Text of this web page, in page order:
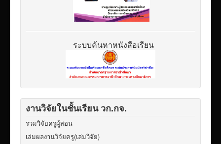
ระบบค้นหาหนังสือเรียน
งานวิจัยในชั้นเรียน วก.กจ.
รวมวิจัยครูผู้สอน
เล่มผลงานวิจัยครู(เล่มวิจัย)